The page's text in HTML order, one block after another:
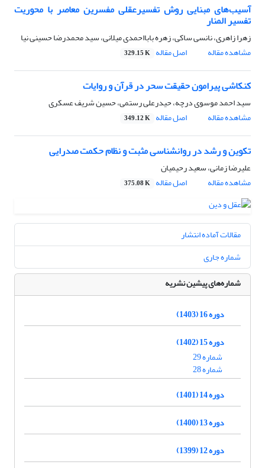
آسیب‌‌های مبنایی روش تفسیرعقلی مفسرین معاصر با محوریت
تفسیر المنار
زهرا زاهری، نانسی ساکی، زهره بابااحمدی میلانی، سید محمدرضا حسینی نیا
مشاهده مقاله
اصل مقاله 329.15 K
کنکاشی پیرامون حقیقت سحر در قرآن و روایات
سید احمد موسوی درچه، حیدرعلی رستمی، حسین شریف عسکری
مشاهده مقاله
اصل مقاله 349.12 K
تکوین و رشد در روانشناسی مثبت و نظام حکمت صدرایی
علیرضا زمانی، سعید رحیمیان
مشاهده مقاله
اصل مقاله 375.08 K
مقالات آماده انتشار
شماره جاری
شماره‌های پیشین نشریه
دوره 16 (1403)
دوره 15 (1402)
شماره 29
شماره 28
دوره 14 (1401)
دوره 13 (1400)
دوره 12 (1399)